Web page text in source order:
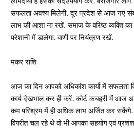
सफलता अवश्य मिलेगी. दूर प्रदेश से आज नए
लाभ की आशा ना रखें. समाज के वरिष्ठ व्यक्ति
परेशानी में डालेगा. वाणी पर नियंत्रण रखें.
मकर राशि
आज का दिन आपको अधिकांश कार्यो में सफलता
कार्य देखभाल कर ही करें. कोर्ट कचहरी में आज
कम परिश्रम में ही अधिक लाभ अर्जित कर
विपरीत चल रहे थे वो भी आपका सहयोग एवं